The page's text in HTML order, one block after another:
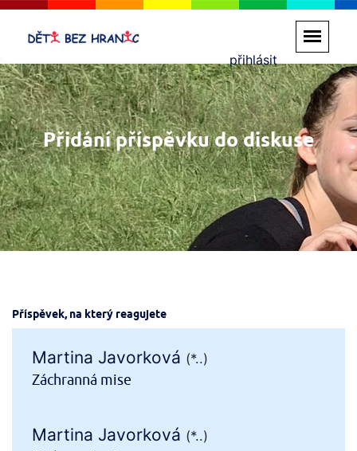
přihlásit
Přidání příspěvku do diskuse
Příspěvek, na který reagujete
Martina Javorková (*..)
Záchranná mise
Martina Javorková (*..)